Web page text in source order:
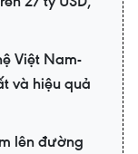
Việt Nam-
và hiệu quả
lên đường